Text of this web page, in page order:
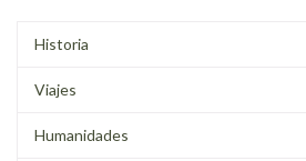
Historia
Viajes
Humanidades